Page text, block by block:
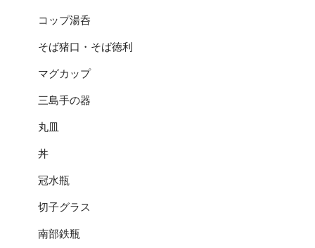
コップ湯呑
そば猪口・そば徳利
マグカップ
三島手の器
丸皿
丼
冠水瓶
切子グラス
南部鉄瓶